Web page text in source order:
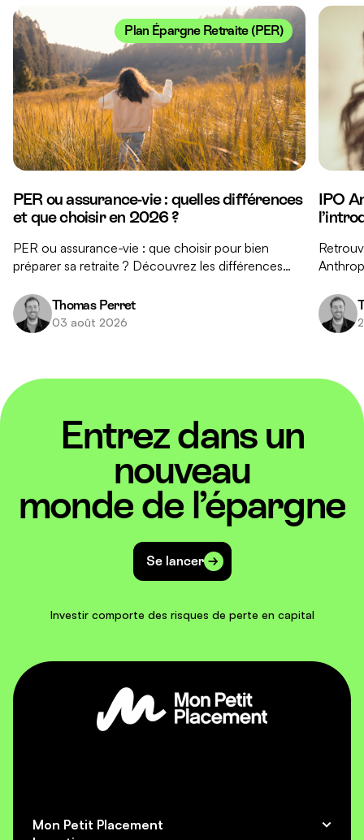
Plan Épargne Retraite (PER)
PER ou assurance-vie : quelles différences
et que choisir en 2026 ?
PER ou assurance-vie : que choisir pour bien
préparer sa retraite ? Découvrez les différences
pour faire le bon choix.
Thomas Perret
03 août 2026
IPO
Entrez dans un
nouveau
monde de l’épargne
Se lancer
Investir comporte des risques de perte en capital
Mon Petit Placement